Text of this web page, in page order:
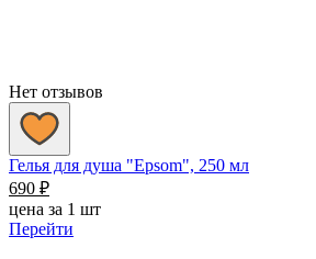
Нет отзывов
Гелья для душа "Epsom", 250 мл
690 ₽
цена за 1 шт
Перейти